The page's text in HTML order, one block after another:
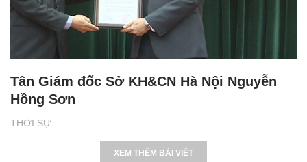
THỜI SỰ
Tân Giám đốc Sở KH&CN Hà Nội Nguyễn
Hồng Sơn
XEM THÊM BÀI VIẾT